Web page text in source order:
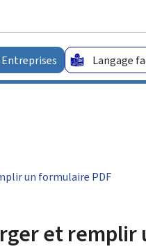
Entreprises Langage
un formulaire PDF
et remplir